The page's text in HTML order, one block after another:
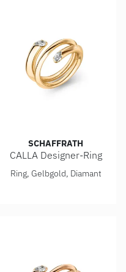
Ref: 118_CALTR_150_GW
SCHAFFRATH
CALLA Designer-Ring
Schaffrath CALLA Designer-
Ring, Gelbgold, Diamant